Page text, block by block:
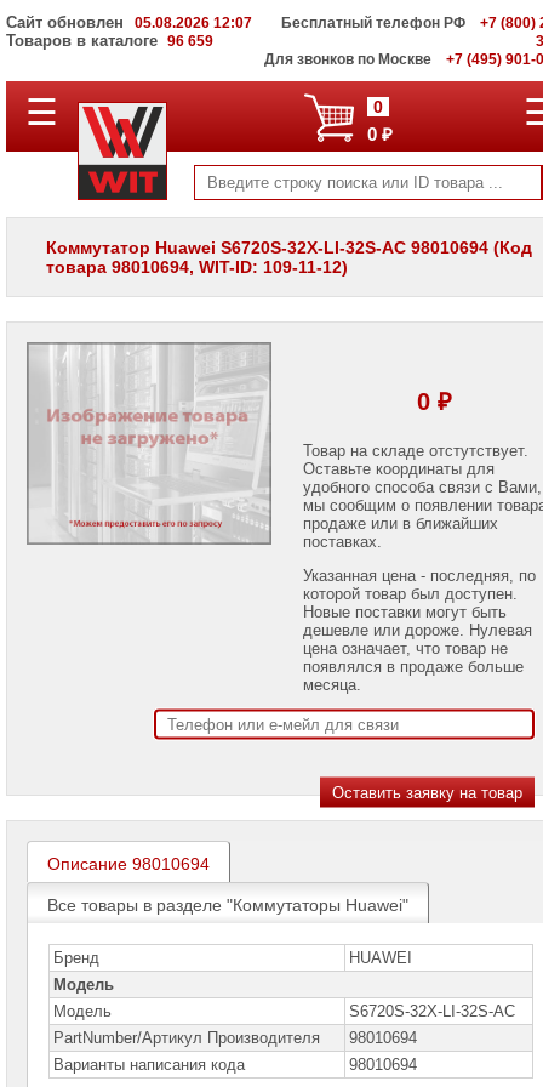
Сайт обновлен 05.08.2026 12:07
Товаров в каталоге 96 659
Бесплатный телефон РФ
+7 (800)
Для звонков по Москве
+7 (495) 901-
ПОЛНЫЙ
КАТАЛОГ
Корпоративные
серверы
WIT
Системы
хранения
VI
и
LCD
панели
Проекторы
лампы
для
Name
Принтеры
плоттеры
МФУ
Серверы
Name
Пассивное
сетевое
оборудование
Активное
☰ 0
0 ₽
Коммутатор Huawei S6720S-32X-LI-32S-AC 98010694 (Код
товара 98010694, WIT-ID: 109-11-12)
0 ₽
Товар на складе отстутствует.
Оставьте координаты для
удобного способа связи с Вами,
мы сообщим о появлении
продаже или в ближайших
поставках.
Указанная цена - последняя, по
которой товар был доступен.
Новые поставки могут быть
дешевле или дороже. Нулевая
цена означает, что товар не
появлялся в продаже больше
месяца.
Описание 98010694
Все товары в разделе "Коммутаторы Huawei"
Бренд
HUAWEI
Модель
Модель
S6720S-32X-LI-32S-AC
PartNumber/Артикул Производителя
98010694
Варианты написания кода
98010694